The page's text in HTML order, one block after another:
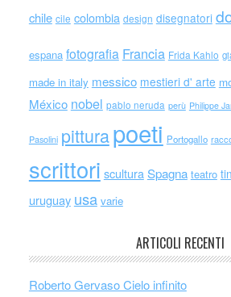
chile cile colombia design disegnatori
espana fotografia Francia Frida Kahlo
made in italy messico mestieri d' arte
México nobel pablo neruda perù Philippe
Pasolini pitturapoeti Portogallo
scrittori scultura Spagna teatro
uruguay usa varie
ARTICOLI RECENTI
Roberto Gervaso Cielo infinito